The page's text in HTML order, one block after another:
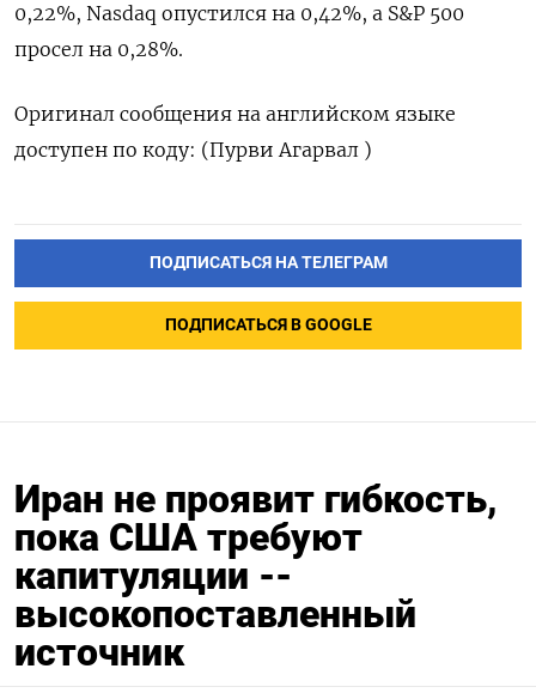
0,22%, Nasdaq опустился на 0,42%, а S&P 500 ​
просел ⁠на 0,28%.
Оригинал сообщения ‌на английском ‌языке
доступен ​по коду: (Пурви ‌Агарвал )
ПОДПИСАТЬСЯ НА ТЕЛЕГРАМ
ПОДПИСАТЬСЯ В GOOGLE
Иран не проявит гибкость,
пока США требуют
капитуляции --
высокопоставленный
источник